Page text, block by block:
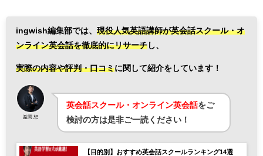
ingwish編集部では、 現役人気英語講師が英会話スクール・オ
ンライン英会話を徹底的にリサーチ し、
実際の内容や評判・口コミに関して紹介をしています！
益岡 想
英会話スクール・オンライン英会話をご
検討の方は是非ご一読ください！
【目的別】おすすめ英会話スクールランキング14選